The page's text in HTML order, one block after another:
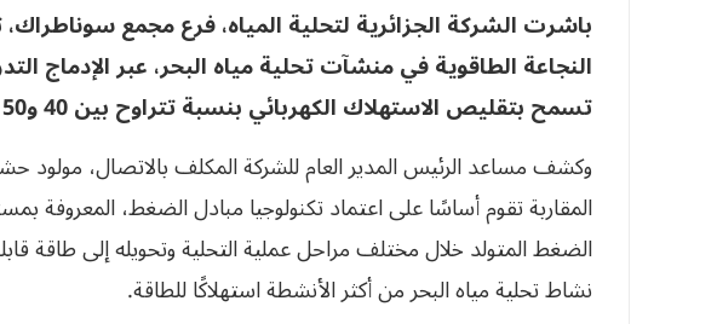
باشرت الشركة الجزائرية لتحلية المياه، فرع مجمع
النجاعة الطاقوية في منشآت تحلية مياه البحر، عبر الإدماج
تسمح بتقليص الاستهلاك الكهربائي بنسبة تتراوح بين 40 و50 بالمائة.
وكشف مساعد الرئيس المدير العام للشركة المكلف بالاتصال، مولود
المقاربة تقوم أساسًا على اعتماد تكنولوجيا مبادل الضغط، المعروفة
الضغط المتولد خلال مختلف مراحل عملية التحلية وتحويله إلى طاقة
نشاط تحلية مياه البحر من أكثر الأنشطة استهلاكًا للطاقة.